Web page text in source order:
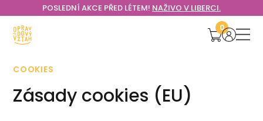
POSLEDNÍ AKCE PŘED LÉTEM! NAŽIVO V LIBERCI.
0
COOKIES
Zásady cookies (EU)